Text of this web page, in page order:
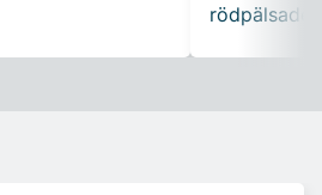
rödpälsade